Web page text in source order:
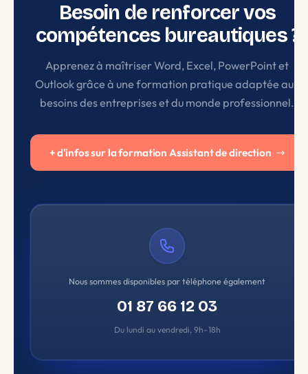
Besoin de renforcer vos
compétences bureautiques ?
Apprenez à maîtriser Word, Excel, PowerPoint et
Outlook grâce à une formation pratique adaptée aux
besoins des entreprises et du monde professionnel.
+ d'infos sur la formation Assistant de direction
Nous sommes disponibles par téléphone également
01 87 66 12 03
Du lundi au vendredi, 9h–18h